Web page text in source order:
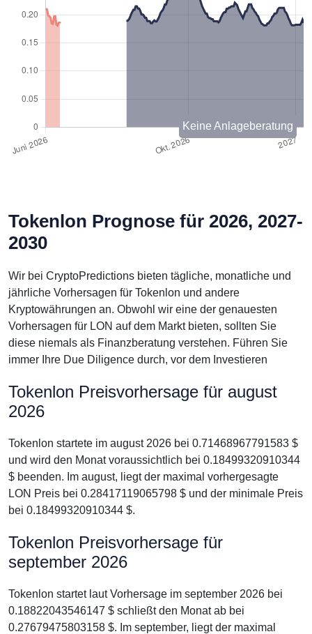
Keine Anlageberatung
Tokenlon Prognose für 2026, 2027-
2030
Wir bei CryptoPredictions bieten tägliche, monatliche und
jährliche Vorhersagen für Tokenlon und andere
Kryptowährungen an. Obwohl wir eine der genauesten
Vorhersagen für LON auf dem Markt bieten, sollten Sie
diese niemals als Finanzberatung verstehen. Führen Sie
immer Ihre Due Diligence durch, vor dem Investieren
Tokenlon Preisvorhersage für august
2026
Tokenlon startete im august 2026 bei 0.71468967791583 $
und wird den Monat voraussichtlich bei 0.18499320910344
$ beenden. Im august, liegt der maximal vorhergesagte
LON Preis bei 0.28417119065798 $ und der minimale Preis
bei 0.18499320910344 $.
Tokenlon Preisvorhersage für
september 2026
Tokenlon startet laut Vorhersage im september 2026 bei
0.18822043546147 $ schließt den Monat ab bei
0.27679475803158 $. Im september, liegt der maximal